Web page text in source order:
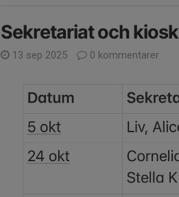
Sekretariat och kiosk
13 sep 2025 0 kommentarer